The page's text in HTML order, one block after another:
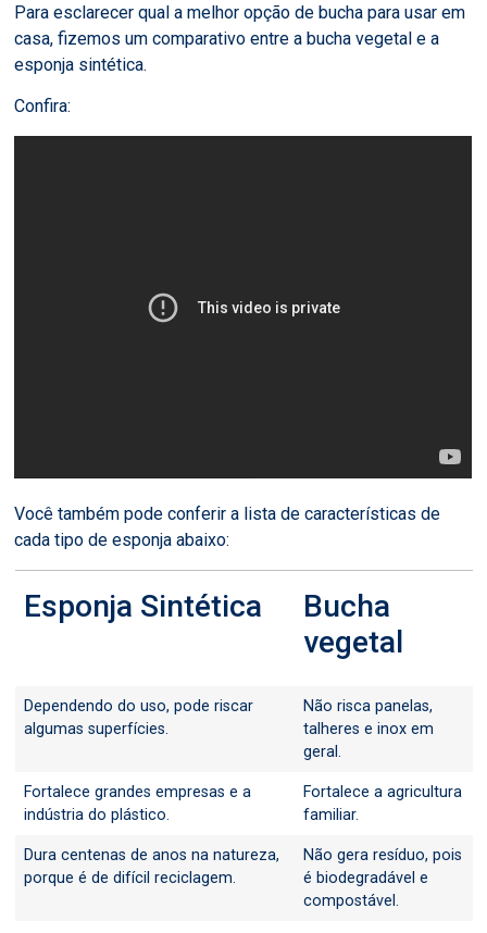
Para esclarecer qual a melhor opção de bucha para usar em
casa, fizemos um comparativo entre a bucha vegetal e a
esponja sintética.
Confira:
Você também pode conferir a lista de características de
cada tipo de esponja abaixo:
Esponja Sintética
Bucha
vegetal
Dependendo do uso, pode riscar
algumas superfícies.
Não risca panelas,
talheres e inox em
geral.
Fortalece grandes empresas e a
indústria do plástico.
Fortalece a agricultura
familiar.
Dura centenas de anos na natureza,
porque é de difícil reciclagem.
Não gera resíduo, pois
é biodegradável e
compostável.